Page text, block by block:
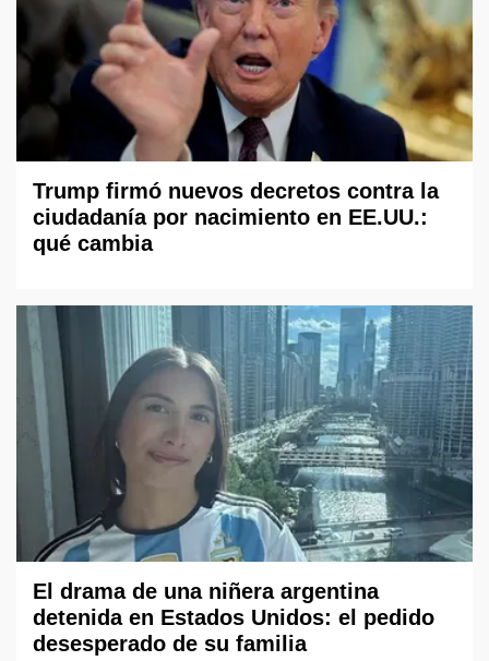
Trump firmó nuevos decretos contra la
ciudadanía por nacimiento en EE.UU.:
qué cambia
El drama de una niñera argentina
detenida en Estados Unidos: el pedido
desesperado de su familia